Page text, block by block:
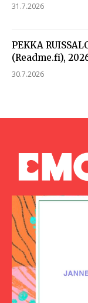
31.7.2026
PEKKA
(Readme.fi),
30.7.2026